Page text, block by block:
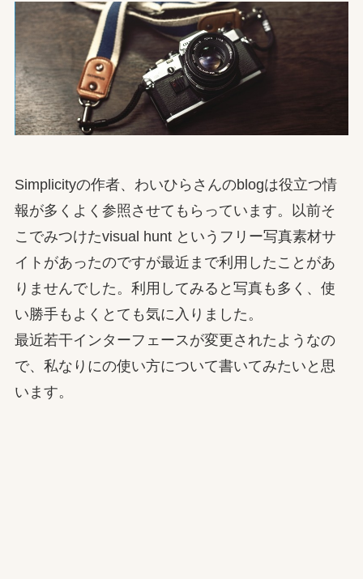
Simplicityの作者、わいひらさんのblogは役立つ情
報が多くよく参照させてもらっています。以前そ
こでみつけたvisual hunt というフリー写真素材サ
イトがあったのですが最近まで利用したことがあ
りませんでした。利用してみると写真も多く、使
い勝手もよくとても気に入りました。
最近若干インターフェースが変更されたようなの
で、私なりにの使い方について書いてみたいと思
います。